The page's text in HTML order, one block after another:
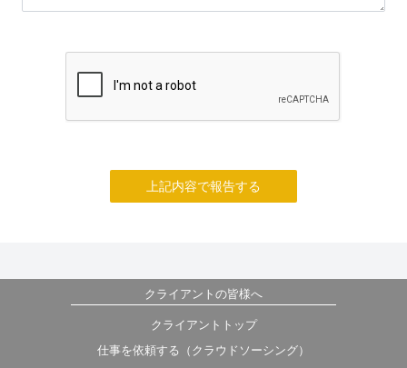
上記内容で報告する
クライアントの皆様へ
クライアントトップ
仕事を依頼する（クラウドソーシング）